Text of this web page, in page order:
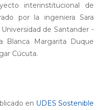
interinstitucional de
por la ingeniera Sara
de Santander -
Blanca Margarita Duque
Cúcuta.
en UDES Sostenible